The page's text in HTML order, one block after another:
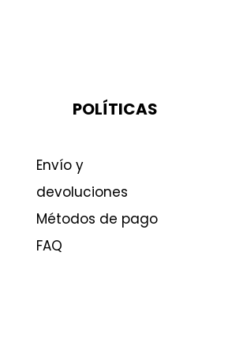
POLÍTICAS
Envío y
devoluciones
Métodos de pago
FAQ